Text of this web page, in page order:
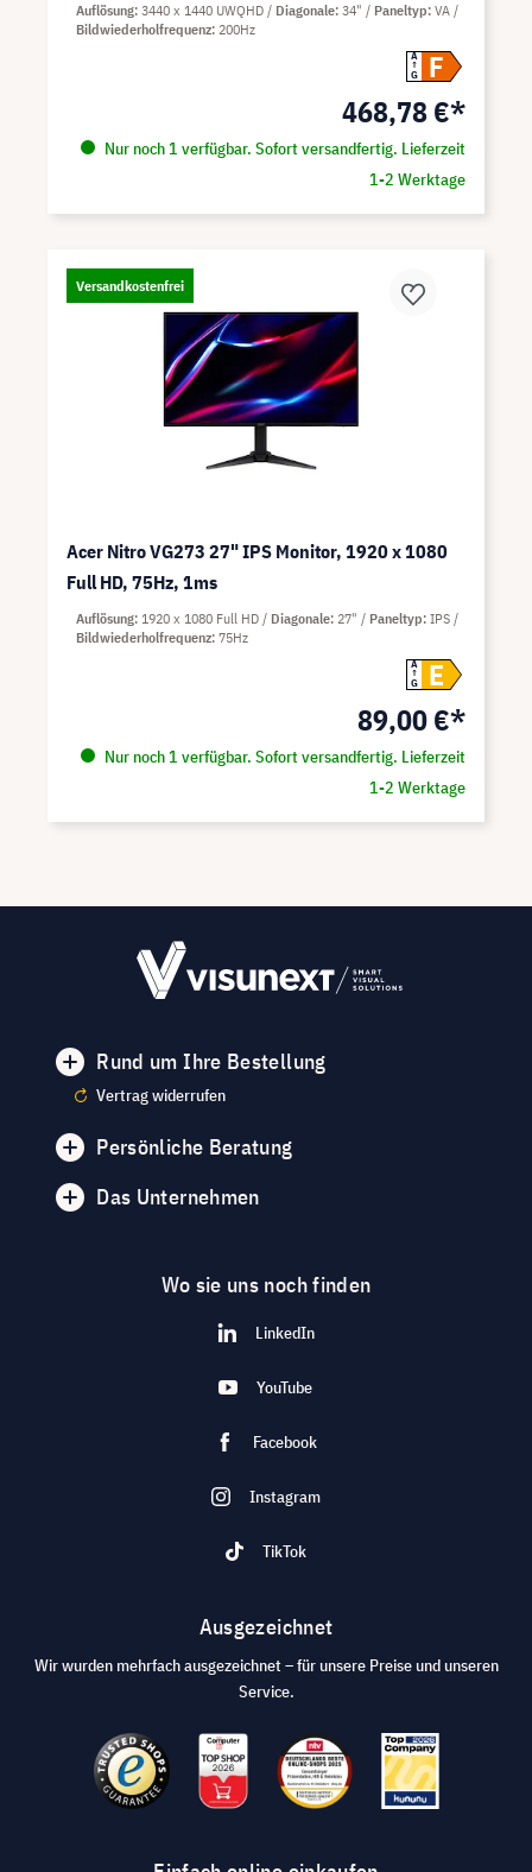
A
G
F
468,78 €*
Nur noch 1 verfügbar. Sofort versandfertig. Lieferzeit
1-2 Werktage
Auflösung 3440 x 1440 UWQHD Diagonale 34" Paneltyp VA
Bildwiederholfrequenz 200Hz
Versandkostenfrei
Acer Nitro VG273 27" IPS Monitor, 1920 x 1080
Full HD, 75Hz, 1ms
A
G
E
89,00 €*
Nur noch 1 verfügbar. Sofort versandfertig. Lieferzeit
1-2 Werktage
Auflösung 1920 x 1080 Full HD Diagonale 27" Paneltyp IPS
Bildwiederholfrequenz 75Hz
Rund um Ihre Bestellung
Vertrag widerrufen
Persönliche Beratung
Das Unternehmen
Wo sie uns noch finden
LinkedIn
YouTube
Facebook
Instagram
TikTok
Ausgezeichnet
Wir wurden mehrfach ausgezeichnet – für unsere Preise und unseren
Service.